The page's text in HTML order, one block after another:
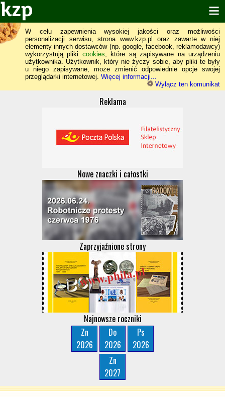
W celu zapewnienia wysokiej jakości oraz możliwości
personalizacji serwisu, strona www.kzp.pl oraz zawarte w niej
elementy innych dostawców (np. google, facebook, reklamodawcy)
wykorzystują pliki cookies, które są zapisywane na urządzeniu
użytkownika. Użytkownik, który nie życzy sobie, aby pliki te były
u niego zapisywane, może zmienić odpowiednie opcje swojej
przeglądarki internetowej. Więcej informacji...
Wyłącz ten komunikat
Reklama
Nowe znaczki i całostki
Zaprzyjaźnione strony
Najnowsze roczniki
Zn
2026
Do
2026
Ps
2026
Zn
2027